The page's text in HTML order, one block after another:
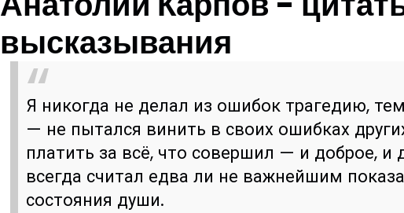
высказывания
Я никогда не делал из ошибок трагедию,
— не пытался винить в своих ошибках
платить за всё, что совершил — и доброе, и
всегда считал едва ли не важнейшим
состояния души.